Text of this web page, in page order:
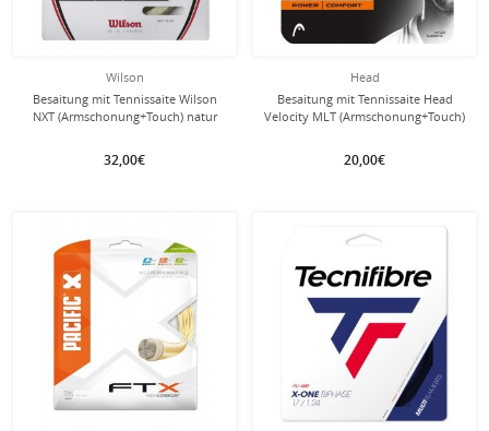
Wilson
Besaitung mit Tennissaite Wilson
NXT (Armschonung+Touch) natur
32,00€
Head
Besaitung mit Tennissaite Head
Velocity MLT (Armschonung+Touch)
20,00€
Besaitung
mit dieser Saite mit dieser Saite